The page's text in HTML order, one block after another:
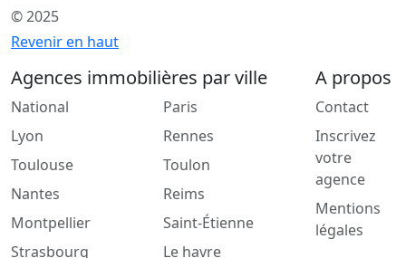
© 2025
Revenir en haut
Agences immobilières par ville
National
Lyon
Toulouse
Nantes
Montpellier
Strasbourg
Paris
Rennes
Toulon
Reims
Saint-Étienne
Le havre
A propos
Contact
Inscrivez
votre
agence
Mentions
légales